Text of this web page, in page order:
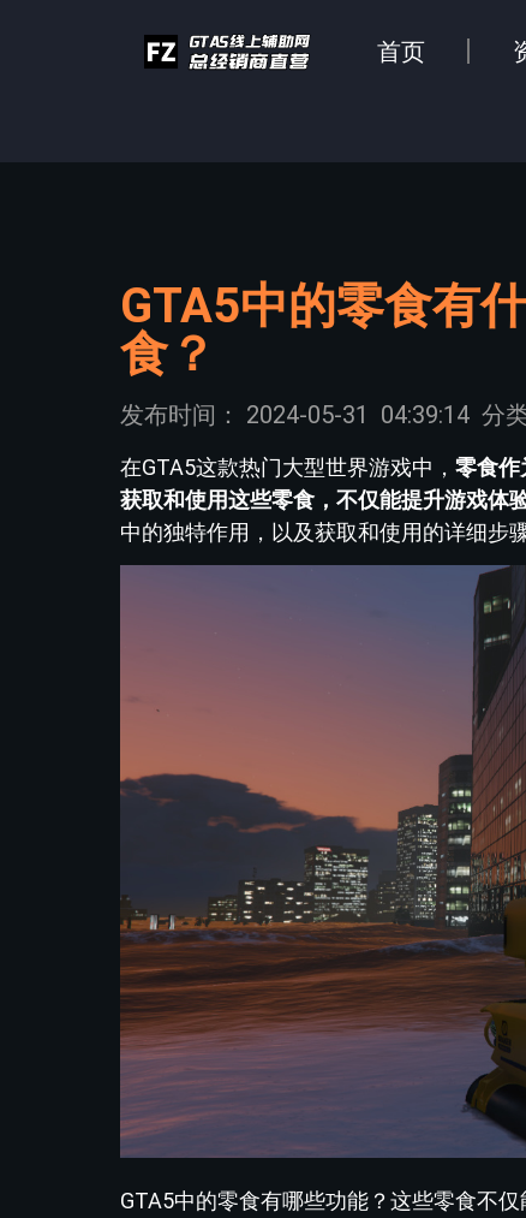
首页
GTA5中的零食有
食？
发布时间： 2024-05-31 04:39:14 分
在GTA5这款热门大型世界游戏中， 零食作
获取和使用这些零食，不仅能提升游戏体
中的独特作用，以及获取和使用的详细步骤
GTA5中的零食有哪些功能？这些零食不